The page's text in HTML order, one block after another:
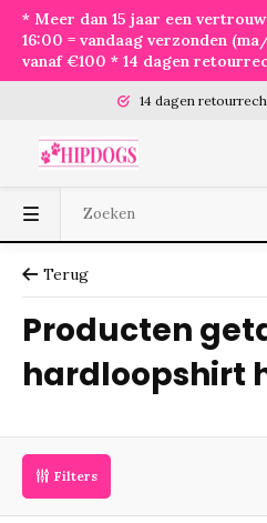
* Meer dan 15 jaar een
16:00 = vandaag verzonden
vanaf €100 * 14 dagen
14 dagen retourrecht
Terug
Producten
hardloopshirt
Filters